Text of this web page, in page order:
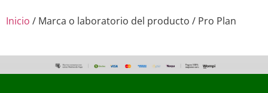
Inicio / Marca o laboratorio del producto / Pro Plan